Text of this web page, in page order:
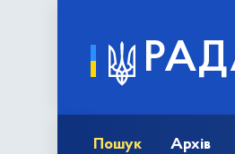
Пошук Архів